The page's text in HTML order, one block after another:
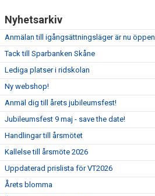
HIPPOCRATES
LEKTIONSPLANERING RIDSKOLA
Nyhetsarkiv
Anmälan till igångsättningsläger är nu öppen
Tack till Sparbanken Skåne
Lediga platser i ridskolan
Ny webshop!
Anmäl dig till årets jubileumsfest!
Jubileumsfest 9 maj - save the date!
Handlingar till årsmötet
Kallelse till årsmöte 2026
Uppdaterad prislista för VT2026
Årets blomma